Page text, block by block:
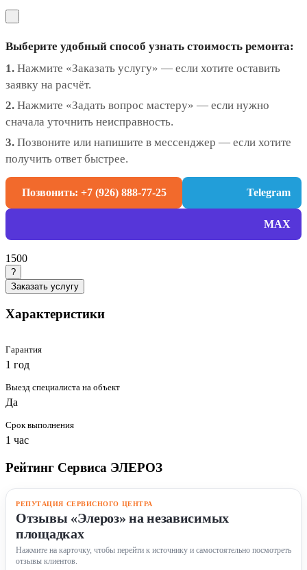
Выберите удобный способ узнать стоимость ремонта:
1. Нажмите «Заказать услугу» — если хотите оставить
заявку на расчёт.
2. Нажмите «Задать вопрос мастеру» — если нужно
сначала уточнить неисправность.
3. Позвоните или напишите в мессенджер — если хотите
получить ответ быстрее.
Позвонить: +7 (926) 888-77-25 Telegram
MAX
1500
?
Заказать услугу
Характеристики
Гарантия
1 год
Выезд специалиста на объект
Да
Срок выполнения
1 час
Рейтинг Сервиса ЭЛЕРОЗ
РЕПУТАЦИЯ СЕРВИСНОГО ЦЕНТРА
Отзывы «Элероз» на независимых
площадках
Нажмите на карточку, чтобы перейти к источнику и самостоятельно посмотреть
отзывы клиентов.